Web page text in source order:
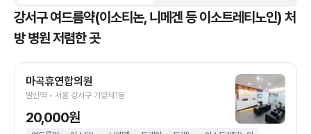
강서구 여드름약(이소티논, 니메겐 등 이소트레티노인) 처
방 병원 저렴한 곳
마곡휴연합의원
발산역 • 서울 강서구 가양제1동
20,000원